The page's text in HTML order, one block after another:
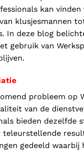
kan vinden
klusjesmannen
In deze blog
gebruik van
probleem op
van de
bieden dezelfde
gedeeld waarbij